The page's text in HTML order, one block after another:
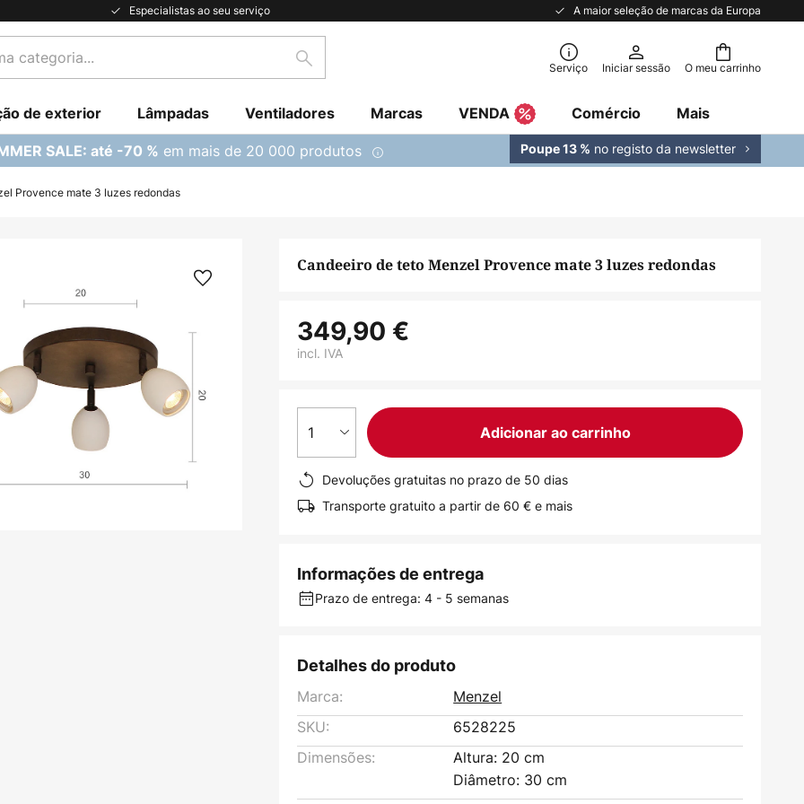
Especialistas ao seu serviço A maior seleção de marcas da Europa
O meu carrinho
Pesquisar Serviço Iniciar sessão
de exterior Lâmpadas Ventiladores Marcas VENDA Comércio Mais
SALE: até -70 % em mais de 20 000 produtos Poupe 13 % no registo da newsletter
Provence mate 3 luzes redondas
Candeeiro de teto Menzel Provence mate 3 luzes redondas
349,90 €
incl. IVA
1 Adicionar ao carrinho
Devoluções gratuitas no prazo de 50 dias
Transporte gratuito a partir de 60 € e mais
Informações de entrega
Prazo de entrega: 4 - 5 semanas
Detalhes do produto
Marca:
Menzel
SKU:
6528225
Dimensões:
Altura: 20 cm
Diâmetro: 30 cm